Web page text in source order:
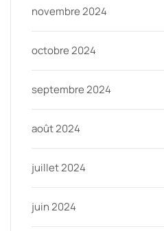
novembre 2024
octobre 2024
septembre 2024
août 2024
juillet 2024
juin 2024